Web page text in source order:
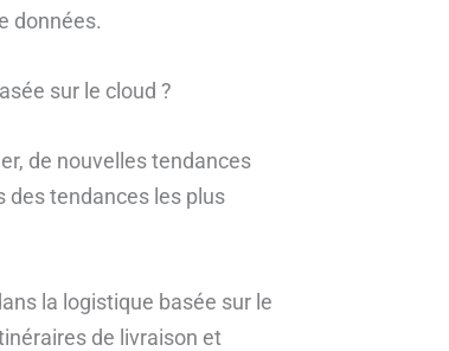
données.
sur le cloud ?
de nouvelles tendances
des tendances les plus
la logistique basée sur le
de livraison et